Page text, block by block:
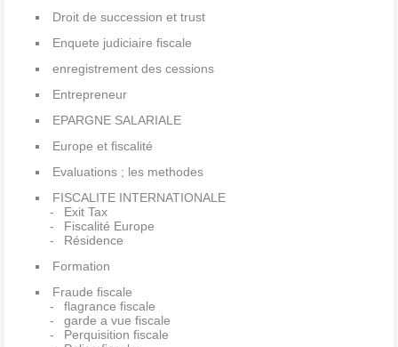
Droit de succession et trust
Enquete judiciaire fiscale
enregistrement des cessions
Entrepreneur
EPARGNE SALARIALE
Europe et fiscalité
Evaluations ; les methodes
FISCALITE INTERNATIONALE
Exit Tax
Fiscalité Europe
Résidence
Formation
Fraude fiscale
flagrance fiscale
garde a vue fiscale
Perquisition fiscale